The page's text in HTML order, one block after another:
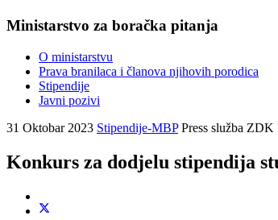
Ministarstvo za boračka pitanja
O ministarstvu
Prava branilaca i članova njihovih porodica
Stipendije
Javni pozivi
31 Oktobar 2023 Stipendije-MBP Press služba ZDK
Konkurs za dodjelu stipendija